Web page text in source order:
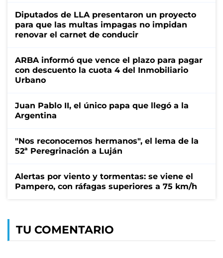
Diputados de LLA presentaron un proyecto
para que las multas impagas no impidan
renovar el carnet de conducir
ARBA informó que vence el plazo para pagar
con descuento la cuota 4 del Inmobiliario
Urbano
Juan Pablo II, el único papa que llegó a la
Argentina
"Nos reconocemos hermanos", el lema de la
52ª Peregrinación a Luján
Alertas por viento y tormentas: se viene el
Pampero, con ráfagas superiores a 75 km/h
TU COMENTARIO